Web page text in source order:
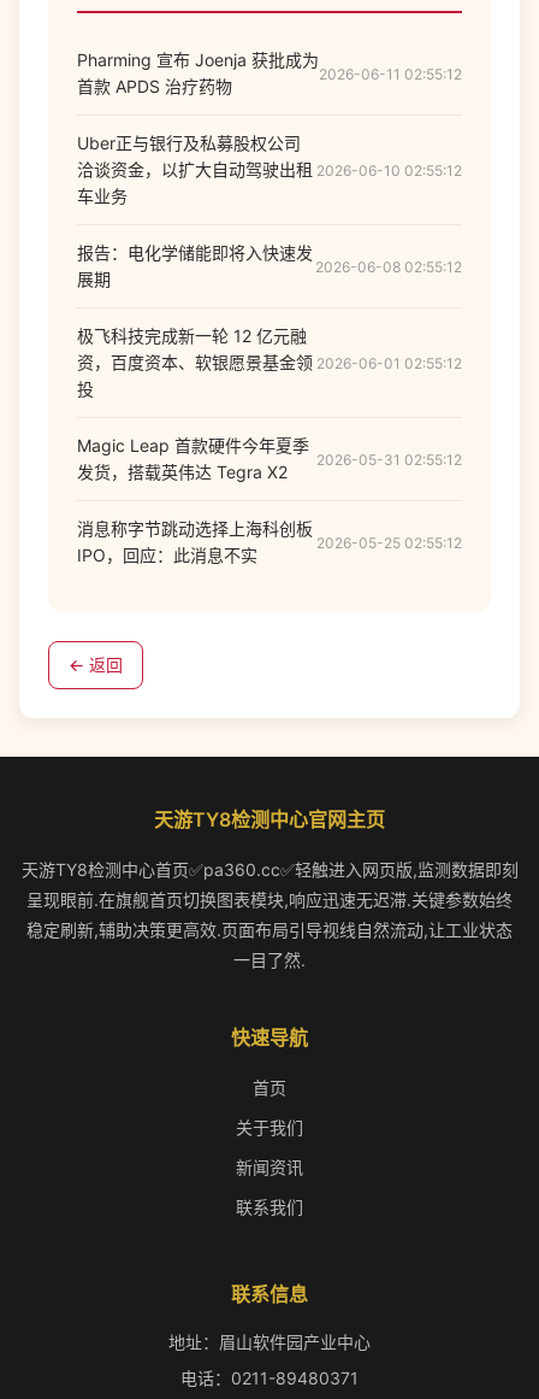
Pharming 宣布 Joenja 获批成为
首款 APDS 治疗药物
2026-06-11 02:55:12
Uber正与银行及私募股权公司
洽谈资金，以扩大自动驾驶出租
车业务
2026-06-10 02:55:12
报告：电化学储能即将入快速发
展期
2026-06-08 02:55:12
极飞科技完成新一轮 12 亿元融
资，百度资本、软银愿景基金领
投
2026-06-01 02:55:12
Magic Leap 首款硬件今年夏季
发货，搭载英伟达 Tegra X2
2026-05-31 02:55:12
消息称字节跳动选择上海科创板
IPO，回应：此消息不实
2026-05-25 02:55:12
← 返回
天游TY8检测中心官网主页
天游TY8检测中心首页✅pa360.cc✅轻触进入网页版,监测数据即刻
呈现眼前.在旗舰首页切换图表模块,响应迅速无迟滞.关键参数始终
稳定刷新,辅助决策更高效.页面布局引导视线自然流动,让工业状态
一目了然.
快速导航
首页
关于我们
新闻资讯
联系我们
联系信息
地址：眉山软件园产业中心
电话：0211-89480371